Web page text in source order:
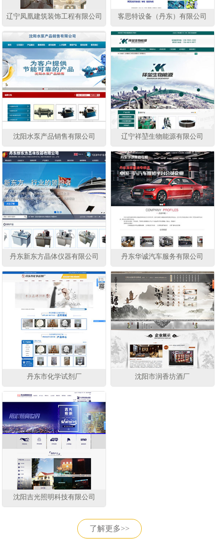
辽宁凤凰建筑装饰工程有限公司 客思特设备（丹东）有限公司
沈阳水泵产品销售有限公司 辽宁祥堃生物能源有限公司
丹东新东方晶体仪器有限公司 丹东华诚汽车服务有限公司
丹东市化学试剂厂 沈阳市润香坊酒厂
沈阳吉光照明科技有限公司
了解更多>>